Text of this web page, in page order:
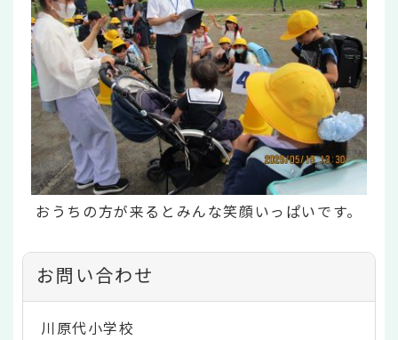
おうちの方が来るとみんな笑顔いっぱいです。
お問い合わせ
川原代小学校